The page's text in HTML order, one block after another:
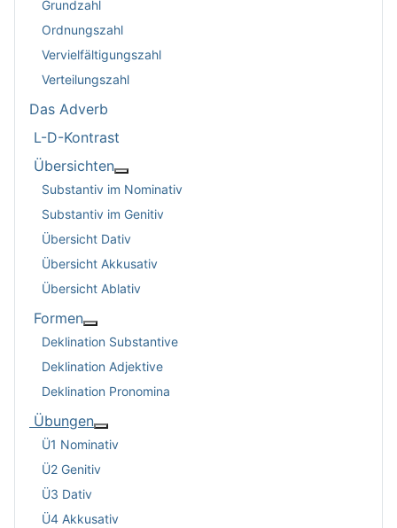
Grundzahl
Ordnungszahl
Vervielfältigungszahl
Verteilungszahl
Das Adverb
L-D-Kontrast
Übersichten
Substantiv im Nominativ
Substantiv im Genitiv
Übersicht Dativ
Übersicht Akkusativ
Übersicht Ablativ
Formen
Deklination Substantive
Deklination Adjektive
Deklination Pronomina
Übungen
Ü1 Nominativ
Ü2 Genitiv
Ü3 Dativ
Ü4 Akkusativ